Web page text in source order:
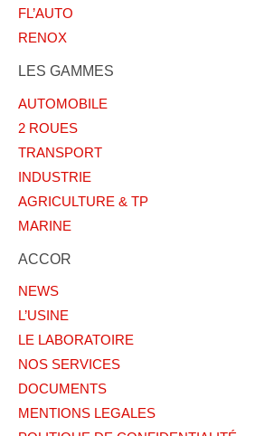
FL’AUTO
RENOX
LES GAMMES
AUTOMOBILE
2 ROUES
TRANSPORT
INDUSTRIE
AGRICULTURE & TP
MARINE
ACCOR
NEWS
L’USINE
LE LABORATOIRE
NOS SERVICES
DOCUMENTS
MENTIONS LEGALES